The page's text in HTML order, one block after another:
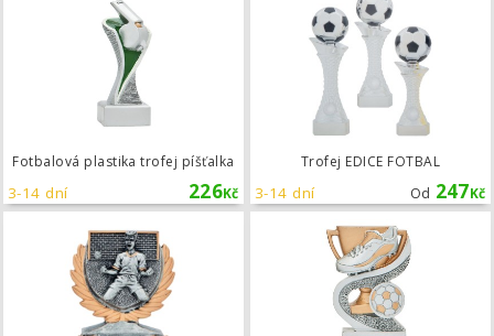
Fotbalová plastika trofej píšťalka
226Kč
3-14 dní
Trofej EDICE FOTBAL
Od 247Kč
3-14 dní